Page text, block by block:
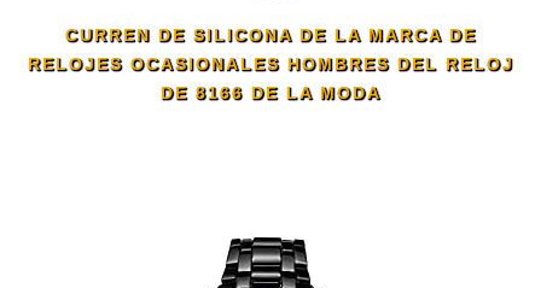
CURREN DE SILICONA DE LA MARCA DE
RELOJES OCASIONALES HOMBRES DEL RELOJ
DE 8166 DE LA MODA